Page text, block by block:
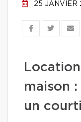
25 JANVIER
maison
un